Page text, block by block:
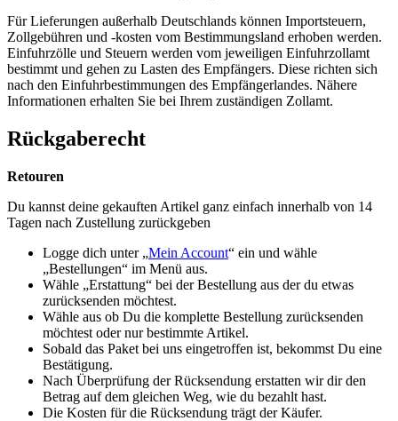
Für Lieferungen außerhalb Deutschlands können Importsteuern,
Zollgebühren und -kosten vom Bestimmungsland erhoben werden.
Einfuhrzölle und Steuern werden vom jeweiligen Einfuhrzollamt
bestimmt und gehen zu Lasten des Empfängers. Diese richten sich
nach den Einfuhrbestimmungen des Empfängerlandes. Nähere
Informationen erhalten Sie bei Ihrem zuständigen Zollamt.
Rückgaberecht
Retouren
Du kannst deine gekauften Artikel ganz einfach innerhalb von 14
Tagen nach Zustellung zurückgeben
Logge dich unter „Mein Account“ ein und wähle
„Bestellungen“ im Menü aus.
Wähle „Erstattung“ bei der Bestellung aus der du etwas
zurücksenden möchtest.
Wähle aus ob Du die komplette Bestellung zurücksenden
möchtest oder nur bestimmte Artikel.
Sobald das Paket bei uns eingetroffen ist, bekommst Du eine
Bestätigung.
Nach Überprüfung der Rücksendung erstatten wir dir den
Betrag auf dem gleichen Weg, wie du bezahlt hast.
Die Kosten für die Rücksendung trägt der Käufer.